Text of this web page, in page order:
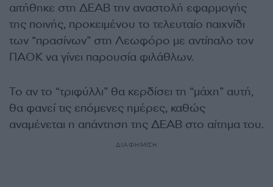
αιτήθηκε στη ΔΕΑΒ την αναστολή εφαρμογής
της ποινής, προκειμένου το τελευταίο παιχνίδι
των “πρασίνων” στη Λεωφόρο με αντίπαλο τον
ΠΑΟΚ να γίνει παρουσία φιλάθλων.
Το αν το “τριφύλλι” θα κερδίσει τη “μάχη” αυτή,
θα φανεί τις επόμενες ημέρες, καθώς
αναμένεται η απάντηση της ΔΕΑΒ στο αίτημα του.
ΔΙΑΦΗΜΙΣΗ